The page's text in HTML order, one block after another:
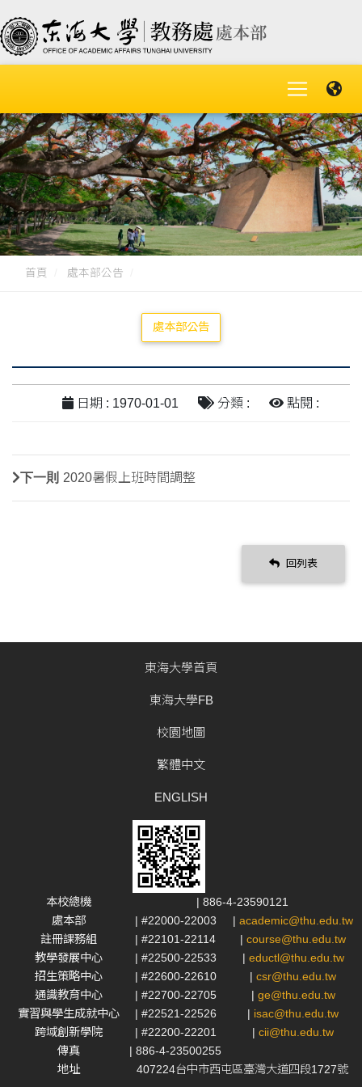
首頁 處本部公告
處本部公告
日期 : 1970-01-01 分類 : 點閱 :
下一則 2020暑假上班時間調整
回列表
東海大學首頁
東海大學FB
校園地圖
繁體中文
ENGLISH
本校總機
| 886-4-23590121
處本部
| #22000-22003 | academic@thu.edu.tw
註冊課務組
| #22101-22114 | course@thu.edu.tw
教學發展中心
| #22500-22533 | eductl@thu.edu.tw
招生策略中心
| #22600-22610 | csr@thu.edu.tw
通識教育中心
| #22700-22705 | ge@thu.edu.tw
實習與學生成就中心
| #22521-22526 | isac@thu.edu.tw
跨域創新學院
| #22200-22201 | cii@thu.edu.tw
傳真
| 886-4-23500255
地址
407224台中市西屯區臺灣大道四段1727號